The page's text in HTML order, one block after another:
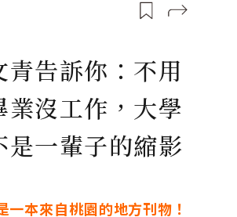
青告訴你：不用
業沒工作，大學
是一輩子的縮影
一本來自桃園的地方刊物！